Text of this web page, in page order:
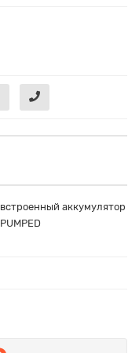
встроенный аккумулятор
PUMPED